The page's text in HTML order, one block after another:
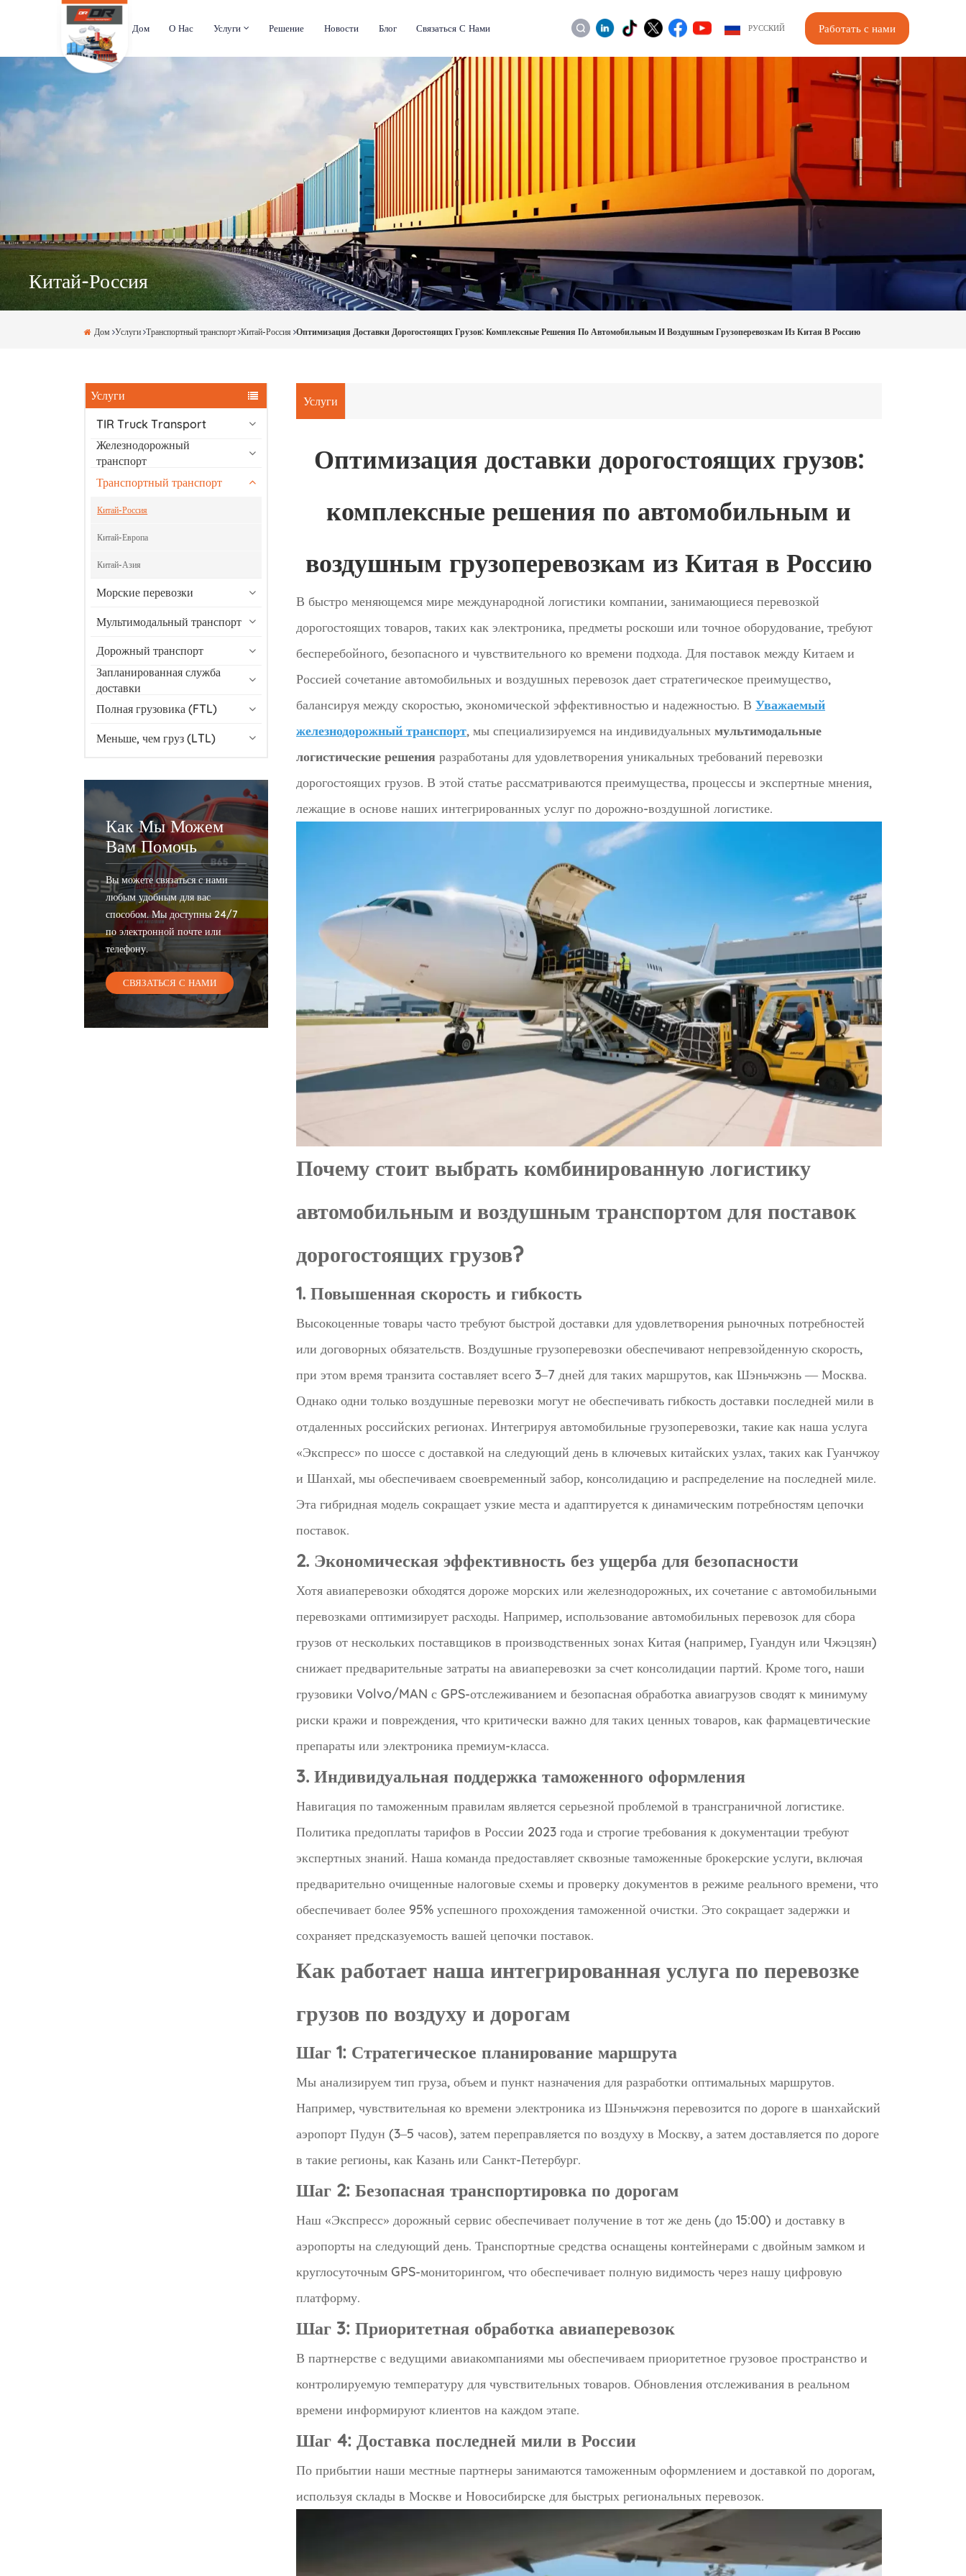
Дом О Нас Услуги Решение Новости Блог Связаться С Нами РУССКИЙ Работать с нами
Китай-Россия
Дом Услуги Транспортный транспорт Китай-Россия Оптимизация Доставки Дорогостоящих Грузов: Комплексные Решения По Автомобильным И Воздушным Грузоперевозкам Из Китая В Россию
Услуги
TIR Truck Transport
Железнодорожный
транспорт
Транспортный транспорт
Китай-Россия
Китай-Европа
Китай-Азия
Морские перевозки
Мультимодальный транспорт
Дорожный транспорт
Запланированная служба
доставки
Полная грузовика (FTL)
Меньше, чем груз (LTL)
Как Мы Можем
Вам Помочь
Вы можете связаться с нами
любым удобным для вас
способом. Мы доступны 24/7
по электронной почте или
телефону.
СВЯЗАТЬСЯ С НАМИ
Услуги
Оптимизация доставки дорогостоящих грузов:
комплексные решения по автомобильным и
воздушным грузоперевозкам из Китая в Россию
В быстро меняющемся мире международной логистики компании, занимающиеся перевозкой
дорогостоящих товаров, таких как электроника, предметы роскоши или точное оборудование, требуют
бесперебойного, безопасного и чувствительного ко времени подхода. Для поставок между Китаем и
Россией сочетание автомобильных и воздушных перевозок дает стратегическое преимущество,
балансируя между скоростью, экономической эффективностью и надежностью. ВУважаемый
железнодорожный транспорт, мы специализируемся на индивидуальныхмультимодальные
логистические решения разработаны для удовлетворения уникальных требований перевозки
дорогостоящих грузов. В этой статье рассматриваются преимущества, процессы и экспертные мнения,
лежащие в основе наших интегрированных услуг по дорожно-воздушной логистике.
Почему стоит выбрать комбинированную логистику
автомобильным и воздушным транспортом для поставок
дорогостоящих грузов?
1. Повышенная скорость и гибкость
Высокоценные товары часто требуют быстрой доставки для удовлетворения рыночных потребностей
или договорных обязательств. Воздушные грузоперевозки обеспечивают непревзойденную скорость,
при этом время транзита составляет всего 3–7 дней для таких маршрутов, как Шэньчжэнь — Москва.
Однако одни только воздушные перевозки могут не обеспечивать гибкость доставки последней мили в
отдаленных российских регионах. Интегрируя автомобильные грузоперевозки, такие как наша услуга
«Экспресс» по шоссе с доставкой на следующий день в ключевых китайских узлах, таких как Гуанчжоу
и Шанхай, мы обеспечиваем своевременный забор, консолидацию и распределение на последней миле.
Эта гибридная модель сокращает узкие места и адаптируется к динамическим потребностям цепочки
поставок.
2. Экономическая эффективность без ущерба для безопасности
Хотя авиаперевозки обходятся дороже морских или железнодорожных, их сочетание с автомобильными
перевозками оптимизирует расходы. Например, использование автомобильных перевозок для сбора
грузов от нескольких поставщиков в производственных зонах Китая (например, Гуандун или Чжэцзян)
снижает предварительные затраты на авиаперевозки за счет консолидации партий. Кроме того, наши
грузовики Volvo/MAN с GPS-отслеживанием и безопасная обработка авиагрузов сводят к минимуму
риски кражи и повреждения, что критически важно для таких ценных товаров, как фармацевтические
препараты или электроника премиум-класса.
3. Индивидуальная поддержка таможенного оформления
Навигация по таможенным правилам является серьезной проблемой в трансграничной логистике.
Политика предоплаты тарифов в России 2023 года и строгие требования к документации требуют
экспертных знаний. Наша команда предоставляет сквозные таможенные брокерские услуги, включая
предварительно очищенные налоговые схемы и проверку документов в режиме реального времени, что
обеспечивает более 95% успешного прохождения таможенной очистки. Это сокращает задержки и
сохраняет предсказуемость вашей цепочки поставок.
Как работает наша интегрированная услуга по перевозке
грузов по воздуху и дорогам
Шаг 1: Стратегическое планирование маршрута
Мы анализируем тип груза, объем и пункт назначения для разработки оптимальных маршрутов.
Например, чувствительная ко времени электроника из Шэньчжэня перевозится по дороге в шанхайский
аэропорт Пудун (3–5 часов), затем переправляется по воздуху в Москву, а затем доставляется по дороге
в такие регионы, как Казань или Санкт-Петербург.
Шаг 2: Безопасная транспортировка по дорогам
Наш «Экспресс» дорожный сервис обеспечивает получение в тот же день (до 15:00) и доставку в
аэропорты на следующий день. Транспортные средства оснащены контейнерами с двойным замком и
круглосуточным GPS-мониторингом, что обеспечивает полную видимость через нашу цифровую
платформу.
Шаг 3: Приоритетная обработка авиаперевозок
В партнерстве с ведущими авиакомпаниями мы обеспечиваем приоритетное грузовое пространство и
контролируемую температуру для чувствительных товаров. Обновления отслеживания в реальном
времени информируют клиентов на каждом этапе.
Шаг 4: Доставка последней мили в России
По прибытии наши местные партнеры занимаются таможенным оформлением и доставкой по дорогам,
используя склады в Москве и Новосибирске для быстрых региональных перевозок.